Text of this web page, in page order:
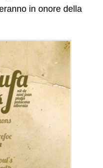
in onore della